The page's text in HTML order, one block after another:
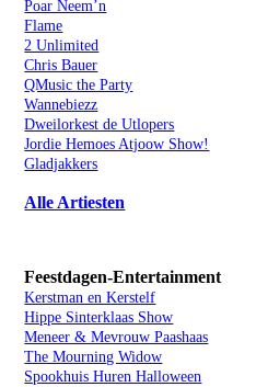
Poar Neem’n
Flame
2 Unlimited
Chris Bauer
QMusic the Party
Wannebiezz
Dweilorkest de Utlopers
Jordie Hemoes Atjoow Show!
Gladjakkers
Alle Artiesten
Feestdagen-Entertainment
Kerstman en Kerstelf
Hippe Sinterklaas Show
Meneer & Mevrouw Paashaas
The Mourning Widow
Spookhuis Huren Halloween